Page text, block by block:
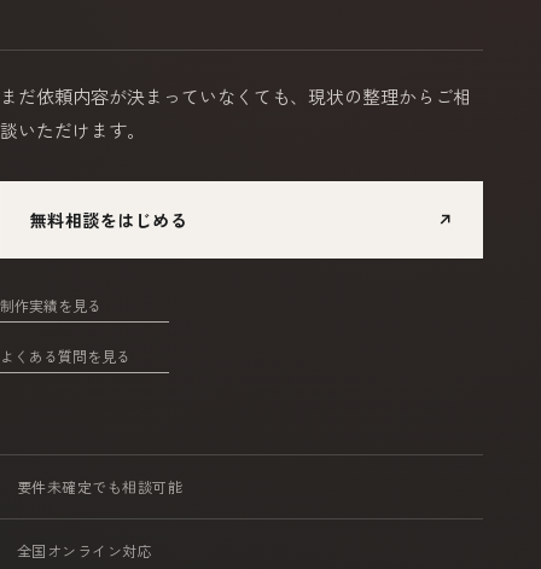
まだ依頼内容が決まっていなくても、 現状の整理からご相
談いただけます。
無料相談をはじめる ↗
制作実績を見る
よくある質問を見る
要件未確定でも相談可能
全国オンライン対応